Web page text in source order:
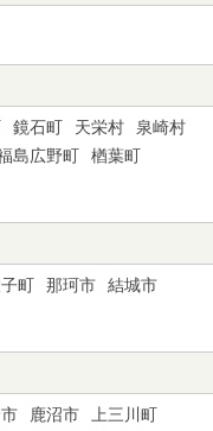
鏡石町 天栄村
泉崎村
島広野町
楢葉町
町 那珂市
結城市
鹿沼市
上三川町